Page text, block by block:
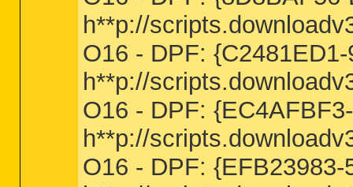
h**p://
O16 - DPF:
h**p://
O16 - DPF:
h**p://
O16 - DPF: